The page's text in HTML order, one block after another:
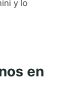
y lo
en